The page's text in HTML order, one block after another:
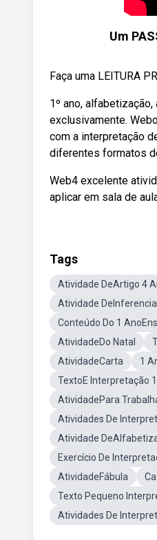
Um
Faça uma LEITURA
1º ano,
exclusivamente.
com a interpretação
diferentes formatos
Web4 excelente
aplicar em sala de
Tags
Atividade DeArtigo 4
Atividade DeInferencia
Conteúdo Do 1
AtividadeDo Natal
AtividadeCarta
1
TextoE Interpretação
AtividadePara
Atividades De
Atividade
Exercício De
AtividadeFábula
Texto Pequeno
Atividades De